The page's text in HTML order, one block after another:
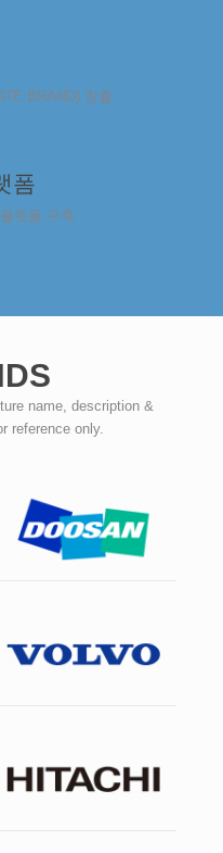
BRAND) 창출
폼
랫폼 구축
name, description &
reference only.